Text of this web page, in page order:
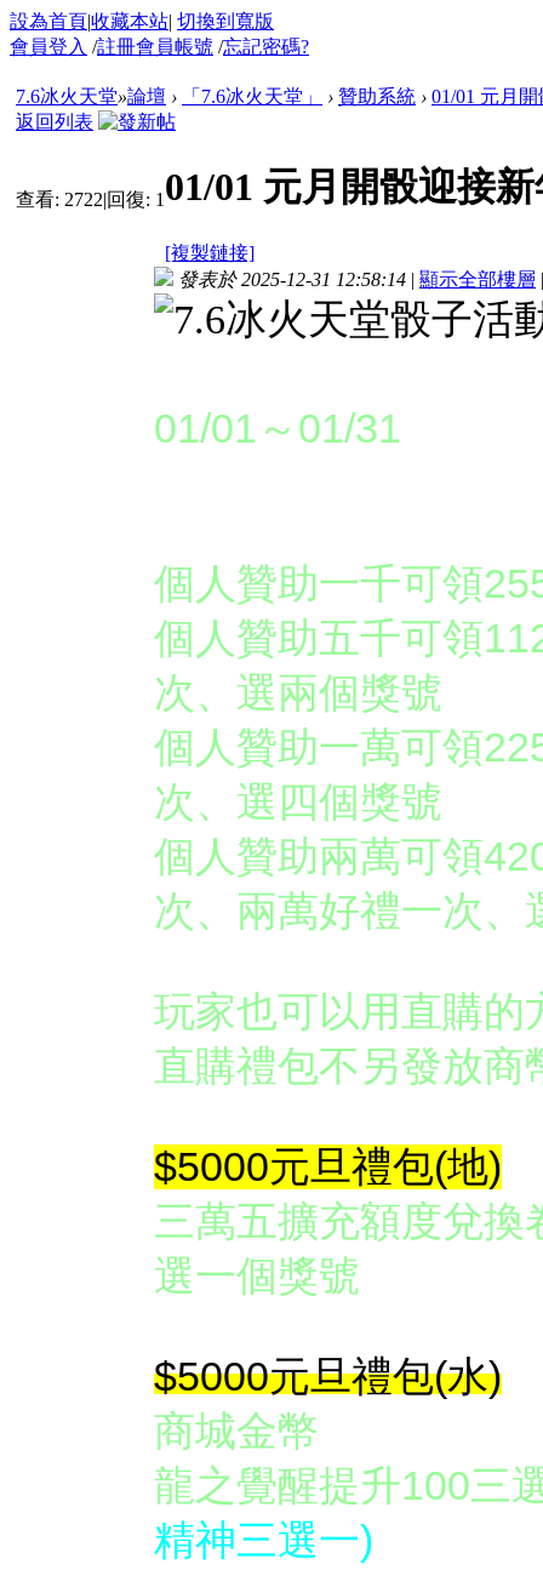
設為首頁|收藏本站| 切換到寬版
會員登入 /註冊會員帳號 /忘記密碼?
7.6冰火天堂»論壇 › 「7.6冰火天堂」 › 贊助系統 › 01/01 元月
返回列表
查看: 2722|回復: 1 01/01 元月開骰迎接
[複製鏈接]
發表於 2025-12-31 12:58:14 | 顯示全部樓層 |
01/01～01/31
個人贊助一千可領
個人贊助五千可領
次、選兩個獎號
個人贊助一萬可領
次、選四個獎號
個人贊助兩萬可領
次、兩萬好禮一次、
玩家也可以用直購的
直購禮包不另發放商
$5000元旦禮包(地)
三萬五擴充額
選一個
$5000元旦禮包(水)
商城金
龍之覺醒提升100三
精神三選一)